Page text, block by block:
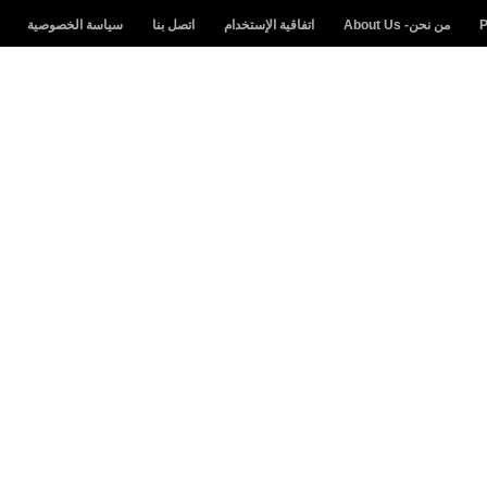
من نحن- About Us اتفاقية الإستخدام اتصل بنا سياسة الخصوصية